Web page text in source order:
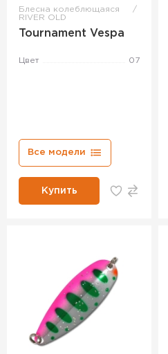
Блесна колеблющаяся
RIVER OLD
Tournament Vespa
Цвет 07
Все модели
Купить